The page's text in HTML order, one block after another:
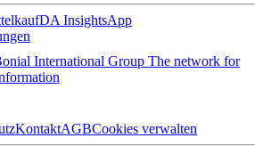
kaufDA InsightsApp
International Group The network for
KontaktAGBCookies verwalten